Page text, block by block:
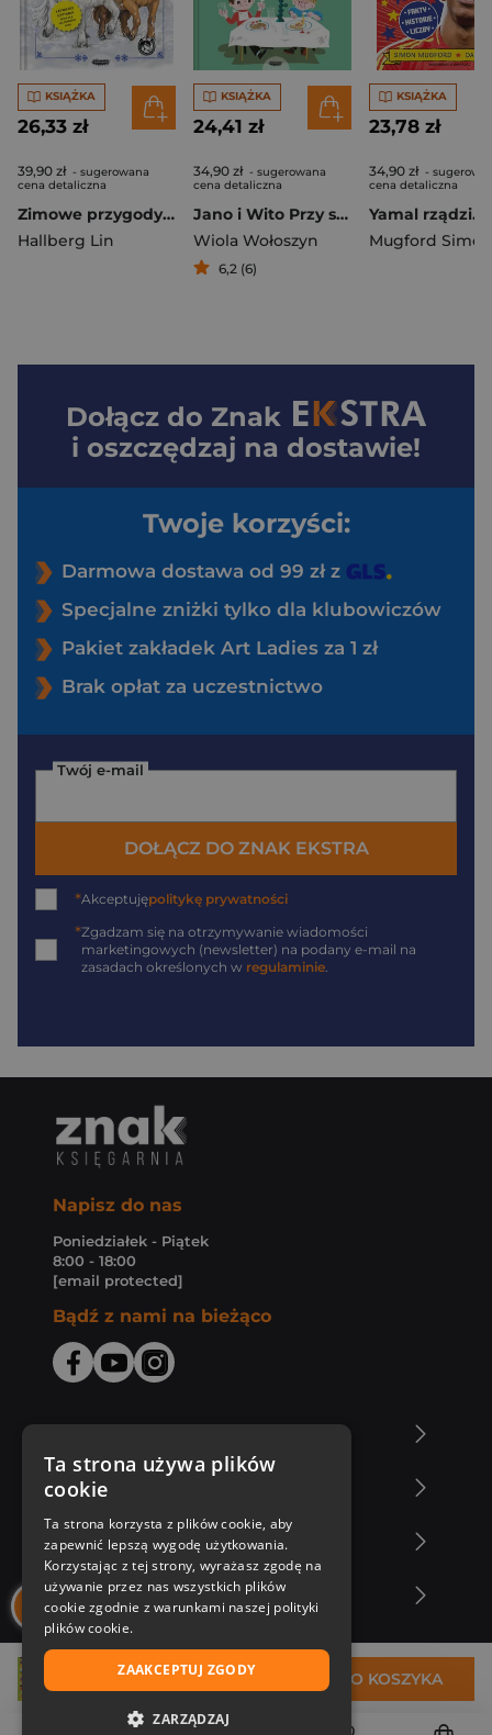
31,42 zł DO KOSZYKA
KSIĄŻKA
26,33 zł
39,90 zł - sugerowana
cena detaliczna
Zimowe przygody. Sigge
Hallberg Lin
KSIĄŻKA
24,41 zł
34,90 zł - sugerowana
cena detaliczna
Jano i Wito Przy stole
Wiola Wołoszyn
6,2 (6)
KSIĄŻKA
23,78 zł
34,90 zł -
cena detaliczna
Mugford Simon
Dołącz do Znak
i oszczędzaj na dostawie!
Twoje korzyści:
Darmowa dostawa od 99 zł z
Specjalne zniżki tylko dla klubowiczów
Pakiet zakładek Art Ladies za 1 zł
Brak opłat za uczestnictwo
Twój e-mail
DOŁĄCZ DO ZNAK EKSTRA
*Akceptujępolitykę prywatności
*Zgadzam się na otrzymywanie wiadomości
marketingowych (newsletter) na podany e-mail na
zasadach określonych w regulaminie
Napisz do nas
Poniedziałek - Piątek
8:00 - 18:00
[email protected]
Bądź z nami na bieżąco
Zakupy u nas
Nasza oferta
Nasi autorzy
Ta strona używa plików
cookie
Ta strona korzysta z plików cookie, aby
zapewnić lepszą wygodę użytkowania.
Korzystając z tej strony, wyrażasz zgodę na
używanie przez nas wszystkich plików
cookie zgodnie z warunkami naszej polityki
plików cookie.
ZAAKCEPTUJ ZGODY
ZARZĄDZAJ